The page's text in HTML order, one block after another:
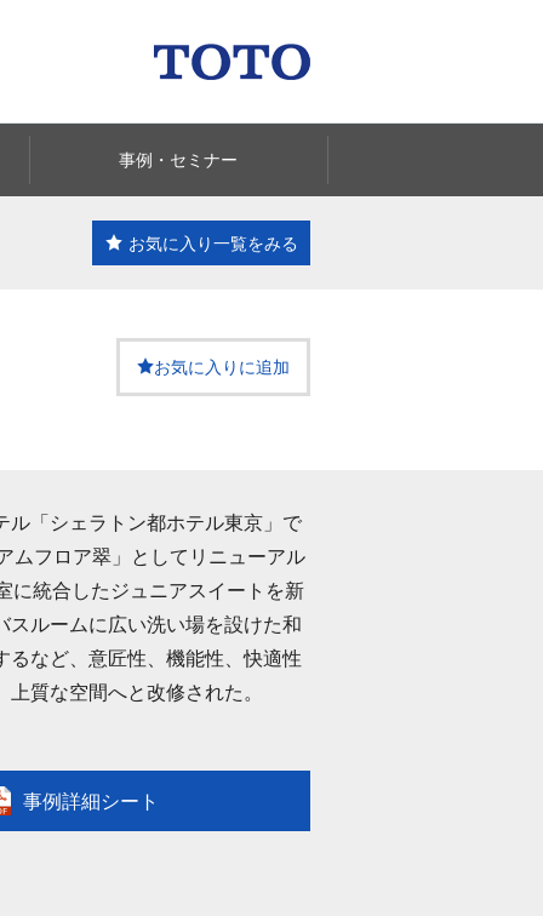
事例・セミナー
お気に入り一覧をみる
お気に入りに追加
ル「シェラトン都ホテル東京」で
ムフロア翠」としてリニューアル
に統合したジュニアスイートを新
スルームに広い洗い場を設けた和
るなど、意匠性、機能性、快適性
質な空間へと改修された。
事例詳細シート